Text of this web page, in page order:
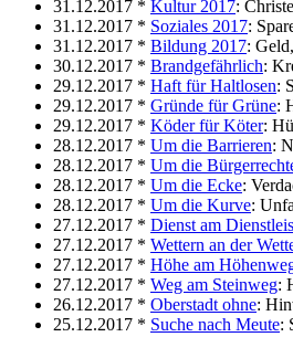
31.12.2017 * Kultur 2017:
31.12.2017 * Soziales 2017:
31.12.2017 * Bildung 2017:
30.12.2017 * Brandgefährlich:
29.12.2017 * Haft für Haltlosen:
29.12.2017 * Gründe für Grüne:
29.12.2017 * Köder für Köter:
28.12.2017 * Um die Barrieren:
28.12.2017 * Um die
28.12.2017 * Um die Ecke:
28.12.2017 * Um die Kurve:
27.12.2017 * Dienst am
27.12.2017 * Wettern an der
27.12.2017 * Höhe am
27.12.2017 * Weg am Steinweg:
26.12.2017 * Oberstadt ohne:
25.12.2017 * Suche nach Meute: